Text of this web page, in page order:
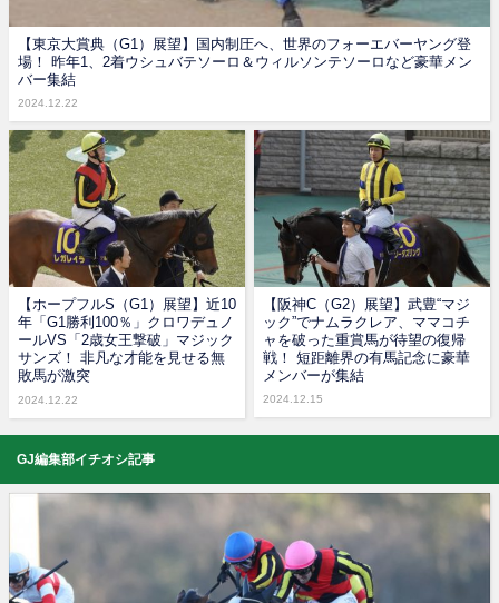
【東京大賞典（G1）展望】国内制圧へ、世界のフォーエバーヤング登
場！ 昨年1、2着ウシュバテソーロ＆ウィルソンテソーロなど豪華メン
バー集結
2024.12.22
【ホープフルS（G1）展望】近10
年「G1勝利100％」クロワデュノ
ールVS「2歳女王撃破」マジック
サンズ！ 非凡な才能を見せる無
敗馬が激突
2024.12.22
【阪神C（G2）展望】武豊“マジ
ック”でナムラクレア、ママコチ
ャを破った重賞馬が待望の復帰
戦！ 短距離界の有馬記念に豪華
メンバーが集結
2024.12.15
GJ編集部イチオシ記事